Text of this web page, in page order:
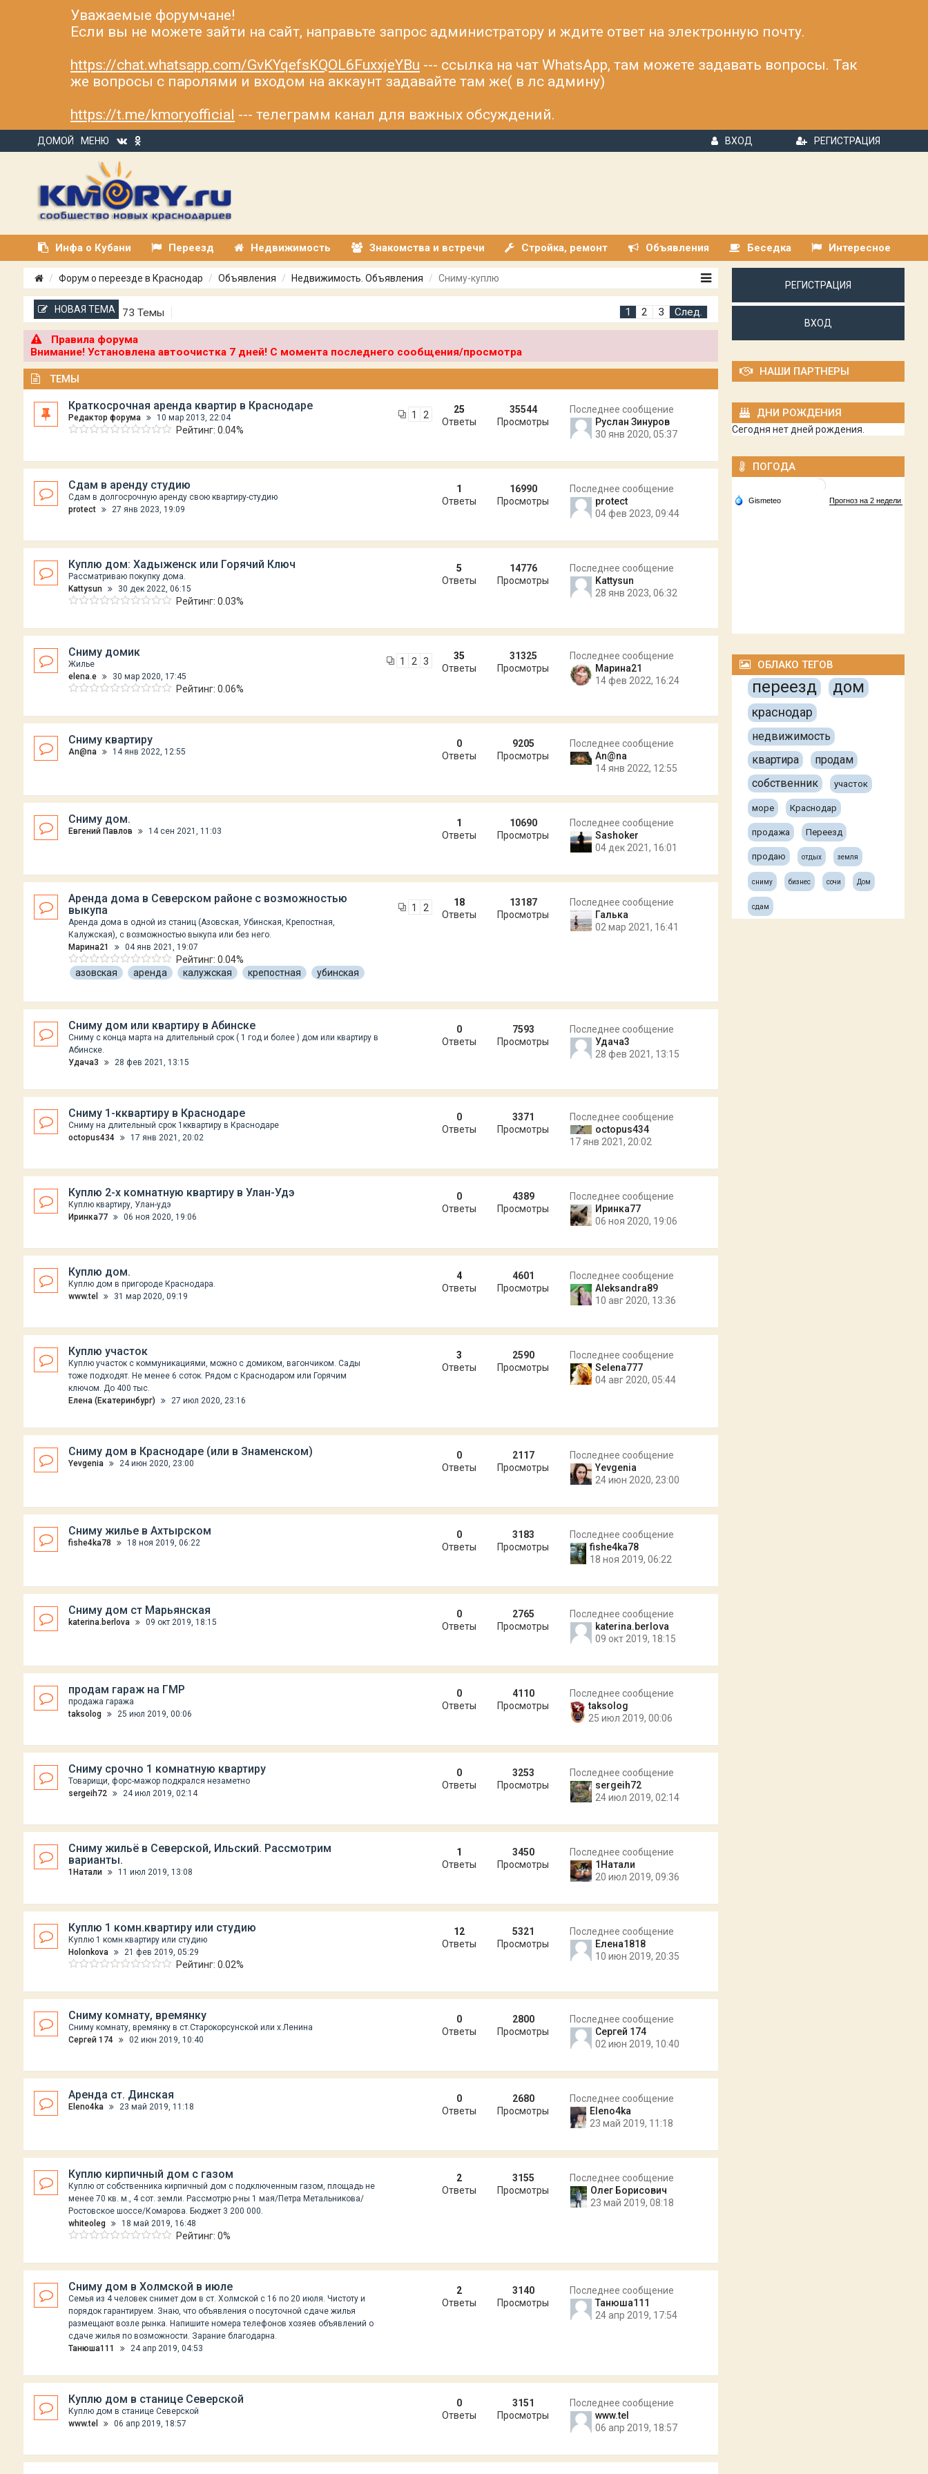
Уважаемые форумчане!
Если вы не можете зайти на сайт, направьте запрос администратору и ждите ответ на электронную почту.
https://chat.whatsapp.com/GvKYqefsKQOL6FuxxjeYBu --- ссылка на чат WhatsApp, там можете задавать вопросы. Так
же вопросы с паролями и входом на аккаунт задавайте там же( в лс админу)
https://t.me/kmoryofficial --- телеграмм канал для важных обсуждений.
ДОМОЙ МЕНЮ ВХОД РЕГИСТРАЦИЯ
Инфа о Кубани Переезд Недвижимость Знакомства и встречи Стройка, ремонт Объявления Беседка Интересное
Форум о переезде в Краснодар Объявления Недвижимость. Объявления Сниму-куплю
НОВАЯ ТЕМА 73 Темы 1 2 3 След.
Правила форума
Внимание! Установлена автоочистка 7 дней! С момента последнего сообщения/просмотра
ТЕМЫ
Краткосрочная аренда квартир в Краснодаре
Редактор форума 10 мар 2013, 22:04
Рейтинг: 0.04%
Последнее сообщение
Руслан Зинуров
30 янв 2020, 05:37
25
Ответы
35544
Просмотры
1 2
Сдам в аренду студию
Сдам в долгосрочную аренду свою квартиру-студию
protect
27 янв 2023, 19:09
Последнее сообщение
protect
04 фев 2023, 09:44
1
Ответы
16990
Просмотры
Куплю дом: Хадыженск или Горячий Ключ
Рассматриваю покупку дома.
Kattysun
30 дек 2022, 06:15
Рейтинг: 0.03%
Последнее сообщение
Kattysun
28 янв 2023, 06:32
5
Ответы
14776
Просмотры
Сниму домик
Жилье
elena.e
30 мар 2020, 17:45
Рейтинг: 0.06%
Последнее сообщение
Марина21
14 фев 2022, 16:24
35
Ответы
31325
Просмотры
1 2 3
Сниму квартиру
An@na 14 янв 2022, 12:55
Последнее сообщение
An@na
14 янв 2022, 12:55
0
Ответы
9205
Просмотры
Сниму дом.
Евгений Павлов 14 сен 2021, 11:03
Последнее сообщение
Sashoker
04 дек 2021, 16:01
1
Ответы
10690
Просмотры
Аренда дома в Северском районе с возможностью
выкупа
Аренда дома в одной из станиц (Азовская, Убинская, Крепостная,
Калужская), с возможностью выкупа или без него.
Марина21
04 янв 2021, 19:07
Рейтинг: 0.04%
азовская
аренда калужская крепостная убинская
Последнее сообщение
Галька
02 мар 2021, 16:41
18
Ответы
13187
Просмотры
1 2
Сниму дом или квартиру в Абинске
Сниму с конца марта на длительный срок ( 1 год и более ) дом или квартиру в
Абинске.
Удача3
28 фев 2021, 13:15
Последнее сообщение
Удача3
28 фев 2021, 13:15
0
Ответы
7593
Просмотры
Сниму 1-кквартиру в Краснодаре
Сниму на длительный срок 1кквартиру в Краснодаре
octopus434
17 янв 2021, 20:02
Последнее сообщение
octopus434
17 янв 2021, 20:02
0
Ответы
3371
Просмотры
Куплю 2-х комнатную квартиру в Улан-Удэ
Куплю квартиру, Улан-удэ
Иринка77
06 ноя 2020, 19:06
Последнее сообщение
Иринка77
06 ноя 2020, 19:06
0
Ответы
4389
Просмотры
Куплю дом.
Куплю дом в пригороде Краснодара.
www.tel
31 мар 2020, 09:19
Последнее сообщение
Aleksandra89
10 авг 2020, 13:36
4
Ответы
4601
Просмотры
Куплю участок
Куплю участок с коммуникациями, можно с домиком, вагончиком. Сады
тоже подходят. Не менее 6 соток. Рядом с Краснодаром или Горячим
ключом. До 400 тыс.
Елена (Екатеринбург)
27 июл 2020, 23:16
Последнее сообщение
Selena777
04 авг 2020, 05:44
3
Ответы
2590
Просмотры
Сниму дом в Краснодаре (или в Знаменском)
Yevgenia 24 июн 2020, 23:00
Последнее сообщение
Yevgenia
24 июн 2020, 23:00
0
Ответы
2117
Просмотры
Сниму жилье в Ахтырском
fishe4ka78 18 ноя 2019, 06:22
Последнее сообщение
fishe4ka78
18 ноя 2019, 06:22
0
Ответы
3183
Просмотры
Сниму дом ст Марьянская
katerina.berlova 09 окт 2019, 18:15
Последнее сообщение
katerina.berlova
09 окт 2019, 18:15
0
Ответы
2765
Просмотры
продам гараж на ГМР
продажа гаража
taksolog
25 июл 2019, 00:06
Последнее сообщение
taksolog
25 июл 2019, 00:06
0
Ответы
4110
Просмотры
Сниму срочно 1 комнатную квартиру
Товарищи, форс-мажор подкрался незаметно
sergeih72
24 июл 2019, 02:14
Последнее сообщение
sergeih72
24 июл 2019, 02:14
0
Ответы
3253
Просмотры
Сниму жильё в Северской, Ильский. Рассмотрим
варианты.
1Натали 11 июл 2019, 13:08
Последнее сообщение
1Натали
20 июл 2019, 09:36
1
Ответы
3450
Просмотры
Куплю 1 комн.квартиру или студию
Куплю 1 комн.квартиру или студию
Holonkova
21 фев 2019, 05:29
Рейтинг: 0.02%
Последнее сообщение
Елена1818
10 июн 2019, 20:35
12
Ответы
5321
Просмотры
Сниму комнату, времянку
Сниму комнату, времянку в ст.Старокорсунской или х.Ленина
Сергей 174
02 июн 2019, 10:40
Последнее сообщение
Сергей 174
02 июн 2019, 10:40
0
Ответы
2800
Просмотры
Аренда ст. Динская
Eleno4ka 23 май 2019, 11:18
Последнее сообщение
Eleno4ka
23 май 2019, 11:18
0
Ответы
2680
Просмотры
Куплю кирпичный дом с газом
Куплю от собственника кирпичный дом с подключенным газом, площадь не
менее 70 кв. м., 4 сот. земли. Рассмотрю р-ны 1 мая/Петра Метальникова/
Ростовское шоссе/Комарова. Бюджет 3 200 000.
whiteoleg
18 май 2019, 16:48
Рейтинг: 0%
Последнее сообщение
Олег Борисович
23 май 2019, 08:18
2
Ответы
3155
Просмотры
Сниму дом в Холмской в июле
Семья из 4 человек снимет дом в ст. Холмской с 16 по 20 июля. Чистоту и
порядок гарантируем. Знаю, что объявления о посуточной сдаче жилья
размещают возле рынка. Напишите номера телефонов хозяев объявлений о
сдаче жилья по возможности. Зарание благодарна.
Танюша111
24 апр 2019, 04:53
Последнее сообщение
Танюша111
24 апр 2019, 17:54
2
Ответы
3140
Просмотры
Куплю дом в станице Северской
Куплю дом в станице Северской
www.tel
06 апр 2019, 18:57
Последнее сообщение
www.tel
06 апр 2019, 18:57
0
Ответы
3151
Просмотры
РЕГИСТРАЦИЯ
ВХОД
НАШИ ПАРТНЕРЫ
ДНИ РОЖДЕНИЯ
Сегодня нет дней рождения.
ПОГОДА
ОБЛАКО ТЕГОВ
переезд дом
краснодар
недвижимость
квартира
продам
собственник
участок
море Краснодар
продажа Переезд
продаю отдых земля
сниму бизнес сочи Дом
сдам